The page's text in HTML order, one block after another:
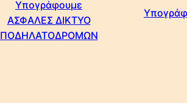
Υπογράφουμε
ΑΣΦΑΛΕΣ ΔΙΚΤΥΟ
ΠΟΔΗΛΑΤΟΔΡΟΜΩΝ